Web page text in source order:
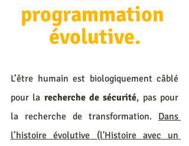
programmation
évolutive.
L’être humain est biologiquement câblé
pour la recherche de sécurité, pas pour
la recherche de transformation. Dans
l’histoire évolutive (l'Histoire avec un